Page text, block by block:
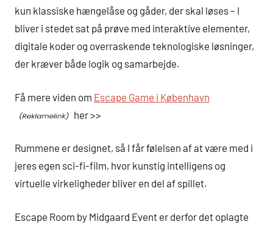
kun klassiske hængelåse og gåder, der skal løses – I
bliver i stedet sat på prøve med interaktive elementer,
digitale koder og overraskende teknologiske løsninger,
der kræver både logik og samarbejde.
Få mere viden om Escape Game i København
her >>
Rummene er designet, så I får følelsen af at være med i
jeres egen sci-fi-film, hvor kunstig intelligens og
virtuelle virkeligheder bliver en del af spillet.
Escape Room by Midgaard Event er derfor det oplagte